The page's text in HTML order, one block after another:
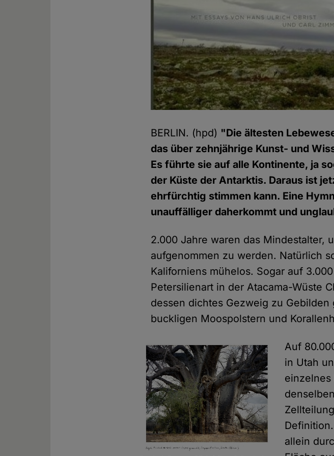
BERLIN. (hpd) "Die ältesten
das über zehnjährige Kunst- und
Es führte sie auf alle Kontinente, ja
der Küste der Antarktis. Daraus ist
ehrfürchtig stimmen kann. Eine
unauffälliger daherkommt und
2.000 Jahre waren das Mindestalter,
aufgenommen zu werden. Natürlich
Kaliforniens mühelos. Sogar auf
Petersilienart in der Atacama-Wüste
dessen dichtes Gezweig zu
buckligen Moospolstern und
Auf
in Utah
einzelnes
allein